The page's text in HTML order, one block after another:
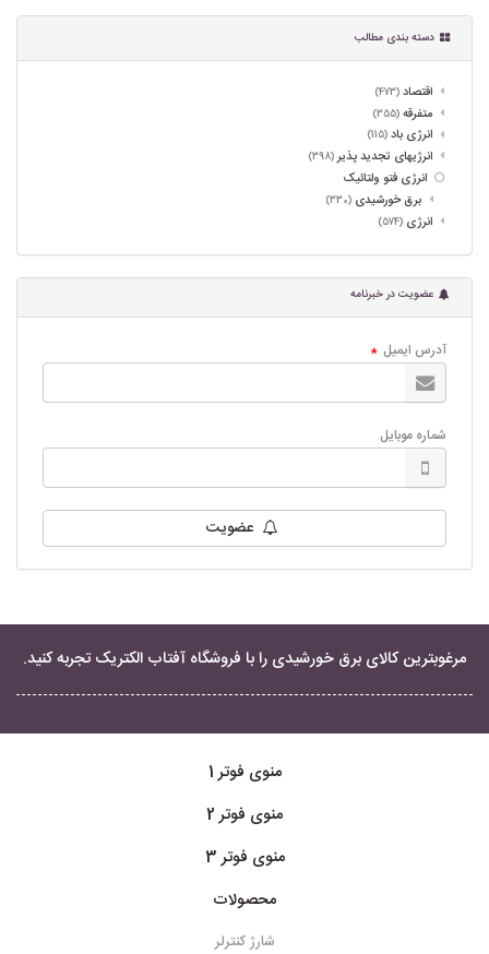
دسته بندی مطالب
اقتصاد (473)
متفرقه (355)
انرژی باد (115)
انرژیهای تجدید پذیر (398)
انرژی فتو ولتائیک
برق خورشیدی (330)
انرژی (574)
عضویت در خبرنامه
آدرس ایمیل *
شماره موبایل
عضویت
مرغوبترین کالای برق خورشیدی را با فروشگاه آفتاب الکتریک تجربه کنید.
منوی فوتر 1
منوی فوتر 2
منوی فوتر 3
محصولات
شارژ کنترلر